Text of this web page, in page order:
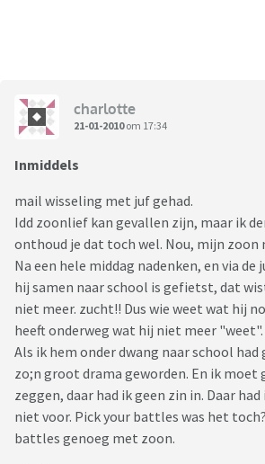
charlotte
21-01-2010om 17:34
Inmiddels
mail wisseling met juf gehad.
Idd zoonlief kan gevallen zijn, maar ik
onthoud je dat toch wel. Nou, mijn zoon
Na een hele middag nadenken, en via
hij samen naar school is gefietst, dat
niet meer. zucht!! Dus wie weet wat hij
heeft onderweg wat hij niet meer "weet".
Als ik hem onder dwang naar school had
zo;n groot drama geworden. En ik moet
zeggen, daar had ik geen zin in. Daar
niet voor. Pick your battles was het toch?
battles genoeg met zoon.